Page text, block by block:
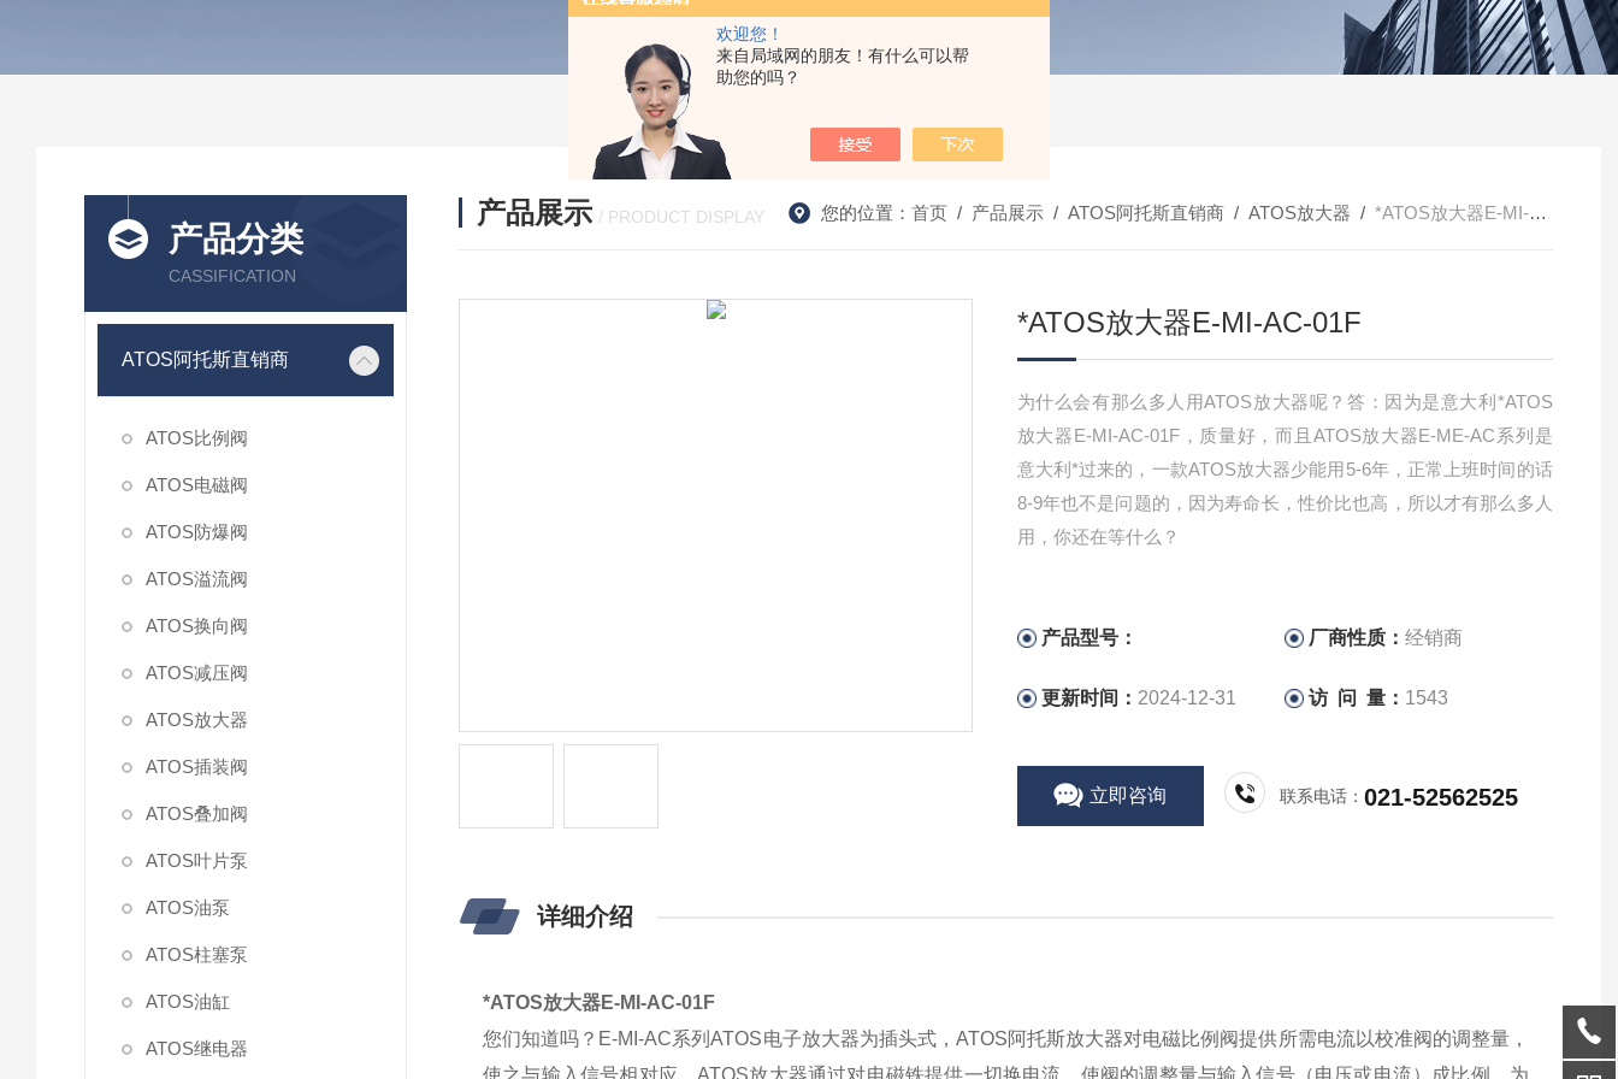
欢迎您！
来自局域网的朋友！有什么可以帮
助您的吗？
产品分类
CASSIFICATION
ATOS阿托斯直销商
ATOS比例阀
ATOS电磁阀
ATOS防爆阀
ATOS溢流阀
ATOS换向阀
ATOS减压阀
ATOS放大器
ATOS插装阀
ATOS叠加阀
ATOS叶片泵
ATOS油泵
ATOS柱塞泵
ATOS油缸
ATOS继电器
产品展示 / PRODUCT DISPLAY 您的位置： 首页/ 产品展示/ ATOS阿托斯直销商/ ATOS放大器 / *ATOS放大器E-MI-AC-01F
*ATOS放大器E-MI-AC-01F
为什么会有那么多人用ATOS放大器呢？答：因为是意大利*ATOS
放大器E-MI-AC-01F，质量好，而且ATOS放大器E-ME-AC系列是
意大利*过来的，一款ATOS放大器少能用5-6年，正常上班时间的话
8-9年也不是问题的，因为寿命长，性价比也高，所以才有那么多人
用，你还在等什么？
产品型号： 厂商性质：经销商
更新时间： 2024-12-31 访 问 量： 1543
立即咨询 联系电话：021-52562525
详细介绍
*ATOS放大器E-MI-AC-01F
您们知道吗？E-MI-AC系列ATOS电子放大器为插头式，ATOS阿托斯放大器对电磁比例阀提供所需电流以校准阀的调整量，
使之与输入信号相对应。ATOS放大器通过对电磁铁提供一切换电流，使阀的调整量与输入信号（电压或电流）成比例。为